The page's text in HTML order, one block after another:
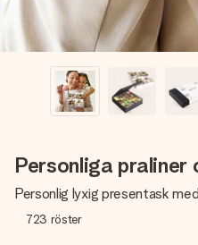
Personliga praliner
Personlig lyxig presentask
723 röster